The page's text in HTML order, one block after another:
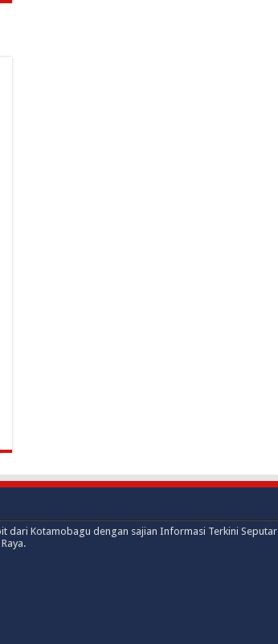
dari Kotamobagu dengan sajian Informasi Terkini Seputar